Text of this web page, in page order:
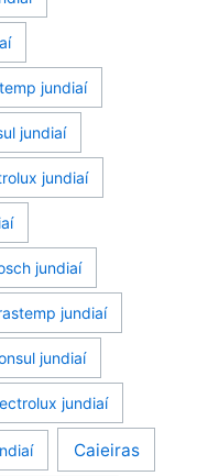
jundiaí
jundiaí
jundiaí
jundiaí
jundiaí
jundiaí
jundiaí
Caieiras